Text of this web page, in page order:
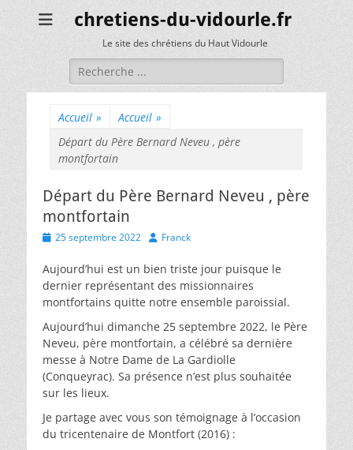
chretiens-du-vidourle.fr
Le site des chrétiens du Haut Vidourle
Rechercher :
Accueil » Accueil »
Départ du Père Bernard Neveu , père
montfortain
Départ du Père Bernard Neveu , père
montfortain
Posted
25 septembre 2022 AuthorFranck
Aujourd’hui est un bien triste jour puisque le
dernier représentant des missionnaires
montfortains quitte notre ensemble paroissial.
Aujourd’hui dimanche 25 septembre 2022, le Père
Neveu, père montfortain, a célébré sa dernière
messe à Notre Dame de La Gardiolle
(Conqueyrac). Sa présence n’est plus souhaitée
sur les lieux.
Je partage avec vous son témoignage à l’occasion
du tricentenaire de Montfort (2016) :